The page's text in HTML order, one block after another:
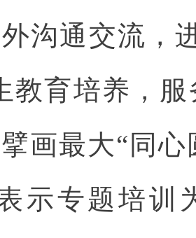
沟通交流，
教育培养，
画最大“同心
示专题培训